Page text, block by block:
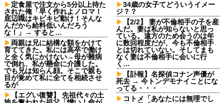
定食屋で注文から5分以上待た
された俺「早く作れよノロマ！
底辺職はキビキビ動け！そんな
んだから給料低いんだろう
な！」→ すると…
両親は兄に結構な額をかけて
育ててきた。私には高卒で働け
と全く気にかけない→母が難病
で倒れ、私が懸命に介護した。
でも兄は知らん顔。そこで親も
目が覚めて私に全てを相続させ
るが
【エグい復讐】 先祖代々の土
34歳の女子てどういうイメー
ジ？？
【2/2】 妻が不倫相手の子を産
んだ。妻は私が知らないと思っ
ている。遠方のため会うのは年
に数回程度だが、今も不倫相手
とは切れていない。そしてまも
なく妻は不倫相手に会いに行
く…
【訃報】名探偵コナン声優が
死去 → 今トンデモナイことにな
ってる・・・
コトメ「あなたには無理でし